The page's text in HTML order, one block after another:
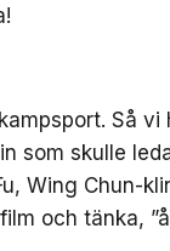
Så
som skulle
Wing Chun-
och tänka,